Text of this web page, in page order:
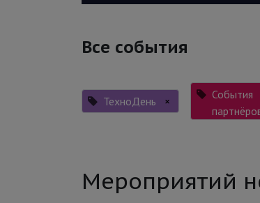
Все события
ТехноДень ×
События
Мероприятий